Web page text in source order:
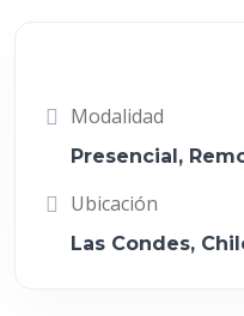
Modalidad
Presencial,
Ubicación
Las Condes,